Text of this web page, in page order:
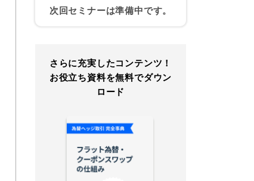
次回セミナーは準備中です。
さらに充実したコンテンツ！
お役立ち資料を無料でダウン
ロード